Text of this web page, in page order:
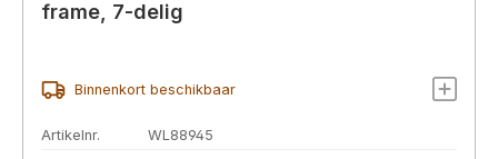
frame, 7-delig
Binnenkort beschikbaar
Artikelnr.
WL88945